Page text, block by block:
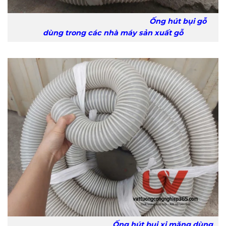
Ống hút bụi gỗ
dùng trong các nhà máy sản xuất gỗ